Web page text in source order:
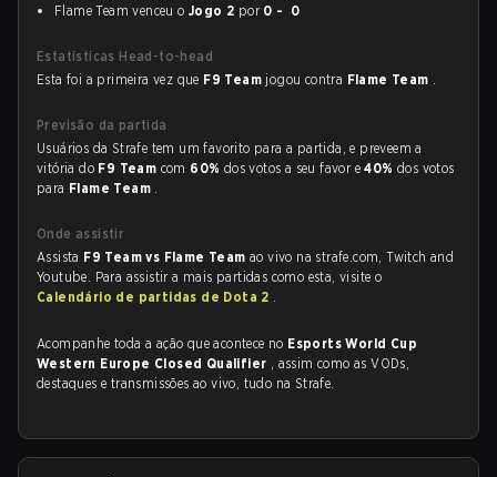
Flame Team venceu o Jogo 2 por 0 - 0
Estatísticas Head-to-head
Esta foi a primeira vez que F9 Team jogou contra Flame Team .
Previsão da partida
Usuários da Strafe tem um favorito para a partida, e preveem a
vitória do F9 Team com 60% dos votos a seu favor e40%dos votos
para Flame Team .
Onde assistir
Assista F9 Team vs Flame Teamao vivo na strafe.com, Twitch and
Youtube. Para assistir a mais partidas como esta, visite o
Calendário de partidas de Dota 2 .
Acompanhe toda a ação que acontece no Esports World Cup
Western Europe Closed Qualifier , assim como as VODs,
destaques e transmissões ao vivo, tudo na Strafe.